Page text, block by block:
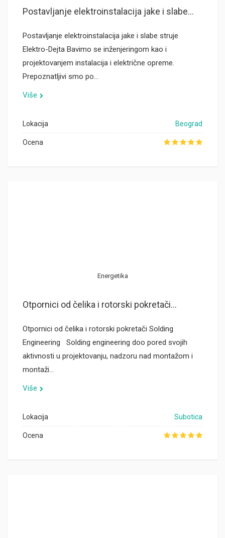
Postavljanje elektroinstalacija jake i slabe...
Postavljanje elektroinstalacija jake i slabe struje
Elektro-Dejta Bavimo se inženjeringom kao i
projektovanjem instalacija i električne opreme.
Prepoznatljivi smo po…
Više
Lokacija Beograd
Ocena
Energetika
Otpornici od čelika i rotorski pokretači...
Otpornici od čelika i rotorski pokretači Solding
Engineering Solding engineering doo pored svojih
aktivnosti u projektovanju, nadzoru nad montažom i
montaži…
Više
Lokacija Subotica
Ocena